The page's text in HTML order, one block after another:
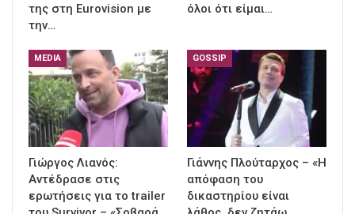
της στη Eurovision με
την…
όλοι ότι είμαι…
MEDIA
Γιώργος Λιανός:
Αντέδρασε στις
ερωτήσεις για το trailer
GOSSIP
Γιάννης Πλούταρχος – «Η
απόφαση του
δικαστηρίου είναι